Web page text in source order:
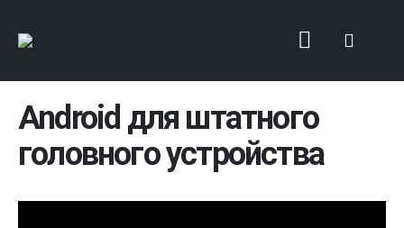
Android для штатного
головного устройства